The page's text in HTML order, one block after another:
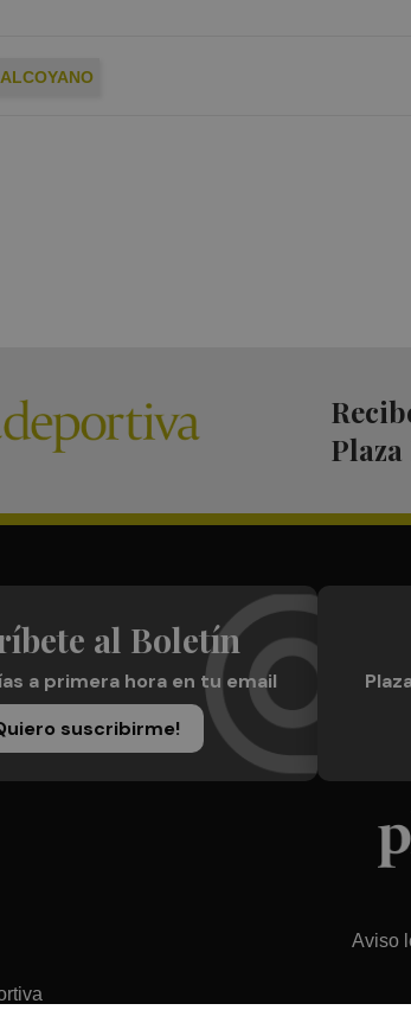
al Boletín
a primera hora en tu email
suscribirme!
Aviso